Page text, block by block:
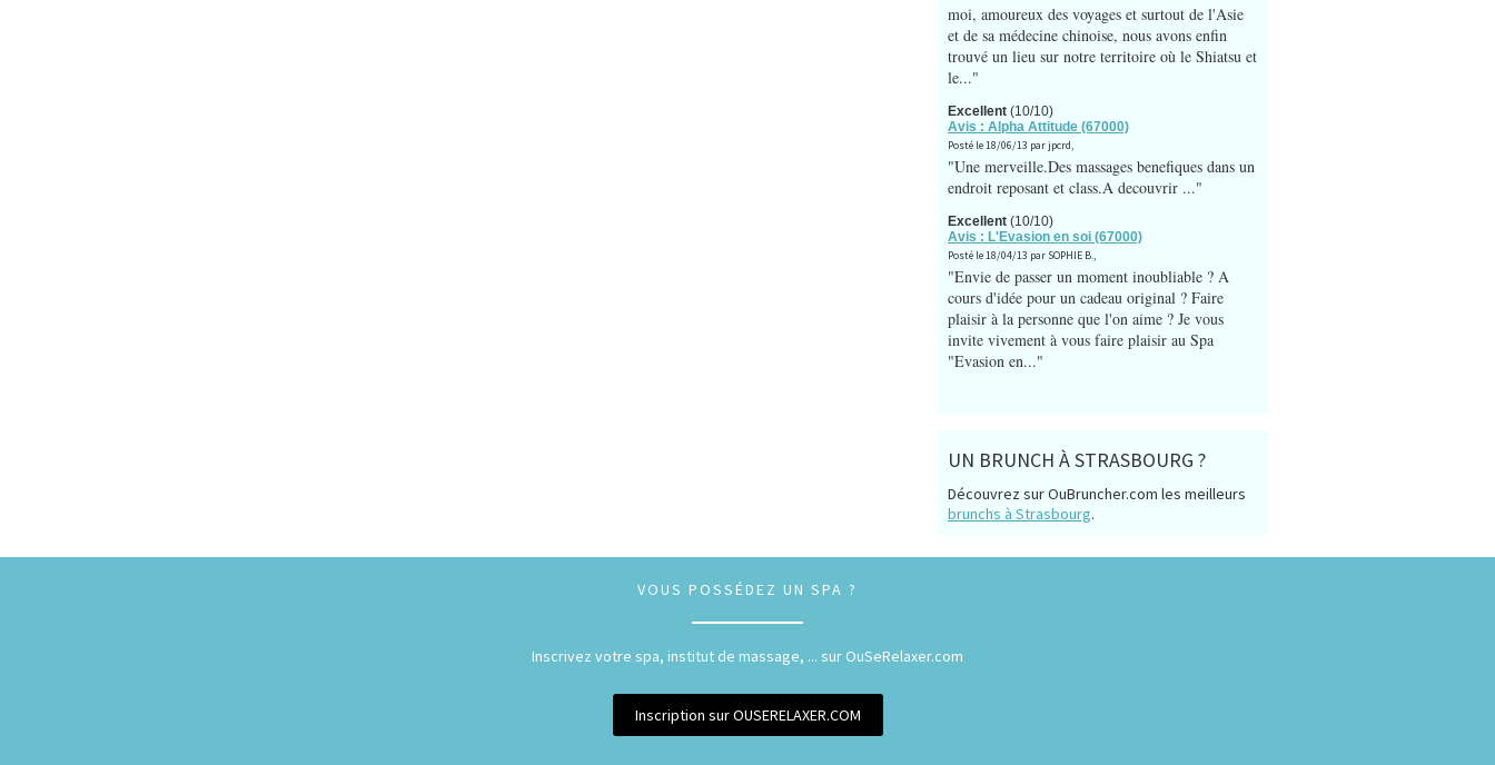
moi, amoureux des voyages et surtout de l'Asie
et de sa médecine chinoise, nous avons enfin
trouvé un lieu sur notre territoire où le Shiatsu et
le..."
Excellent (10/10)
Avis : Alpha Attitude (67000)
Posté le 18/06/13 par jpcrd,
"Une merveille.Des massages benefiques dans un
endroit reposant et class.A decouvrir ..."
Excellent (10/10)
Avis : L'Evasion en soi (67000)
Posté le 18/04/13 par SOPHIE B.,
"Envie de passer un moment inoubliable ? A
cours d'idée pour un cadeau original ? Faire
plaisir à la personne que l'on aime ? Je vous
invite vivement à vous faire plaisir au Spa
"Evasion en..."
UN BRUNCH À STRASBOURG ?
Découvrez sur OuBruncher.com les meilleurs
brunchs à Strasbourg.
VOUS POSSÉDEZ UN SPA ?
Inscrivez votre spa, institut de massage, ... sur OuSeRelaxer.com
Inscription sur OUSERELAXER.COM